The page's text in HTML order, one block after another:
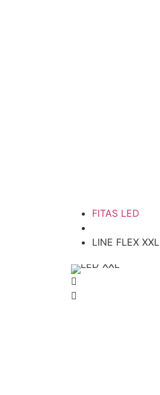
FITAS LED
LINE FLEX XXL